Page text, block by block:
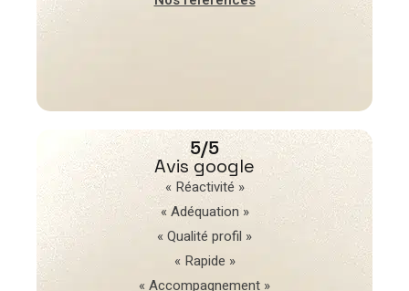
5/5
Avis google
« Réactivité »
« Adéquation »
« Qualité profil »
« Rapide »
« Accompagnement »